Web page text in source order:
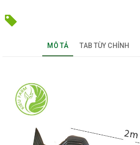
MÔ TẢ TAB TÙY CHỈNH